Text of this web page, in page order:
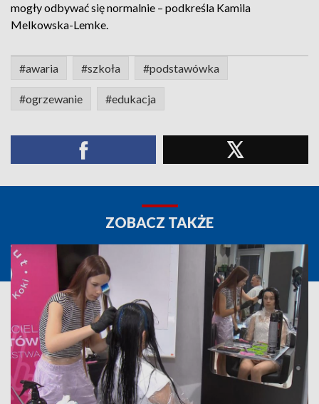
mogły odbywać się normalnie – podkreśla Kamila
Melkowska-Lemke.
#awaria #szkoła #podstawówka
#ogrzewanie #edukacja
ZOBACZ TAKŻE